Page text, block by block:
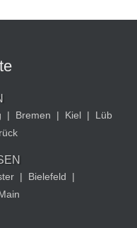
| Bremen | Kiel |
Lüb
| Bielefeld
|